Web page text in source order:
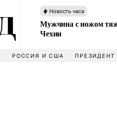
Новость часа
Мужчина с ножом
Чехии
РОССИЯ И США ПРЕЗИДЕНТ